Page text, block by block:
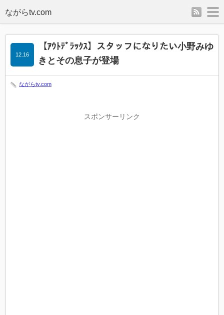
rss
【ｱｳﾄﾃﾞﾗｯｸｽ】スタッフになりたい小野みゆ
きとその息子が登場
12.16
ながらtv.com
スポンサーリンク